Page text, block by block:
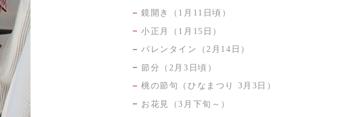
鏡開き（1月11日頃）
小正月（1月15日）
バレンタイン（2月14日）
節分（2月3日頃）
桃の節句（ひなまつり 3月3日）
お花見（3月下旬～）